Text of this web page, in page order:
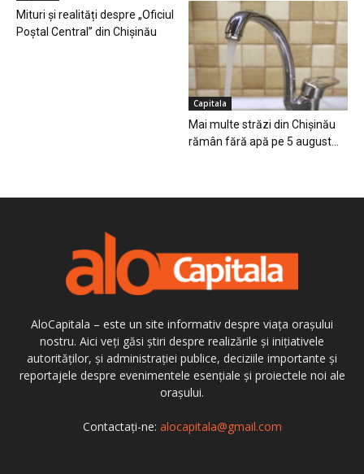
Mituri și realități despre „Oficiul
Poștal Central” din Chișinău
Capitala
Mai multe străzi din Chișinău
rămân fără apă pe 5 august...
AloCapitala – este un site informativ despre viața orașului
nostru. Aici veți găsi știri despre realizările și inițiativele
autorităților, și administrației publice, deciziile importante și
reportajele despre evenimentele esențiale și proiectele noi ale
orașului.
Contactați-ne: alocapitala@gmail.com